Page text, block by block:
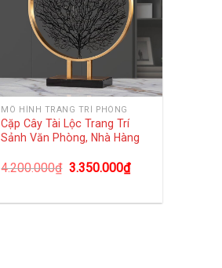
MÔ HÌNH TRANG TRÍ PHÒNG
Cặp Cây Tài Lộc Trang Trí
Sảnh Văn Phòng, Nhà Hàng
4.200.000₫ 3.350.000₫